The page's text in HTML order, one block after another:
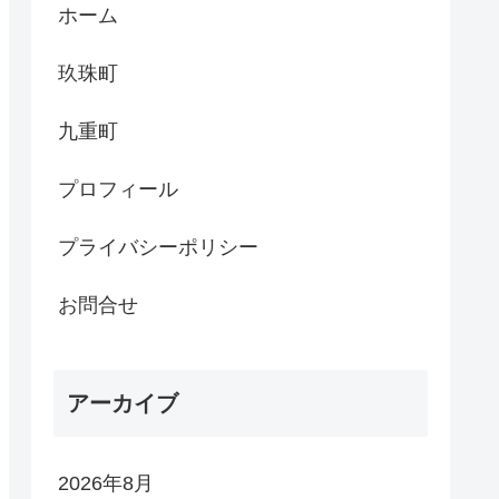
ホーム
玖珠町
九重町
プロフィール
プライバシーポリシー
お問合せ
アーカイブ
2026年8月